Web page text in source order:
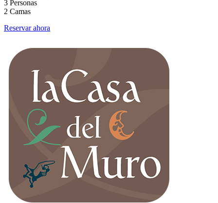
3 Personas
2 Camas
Reservar ahora